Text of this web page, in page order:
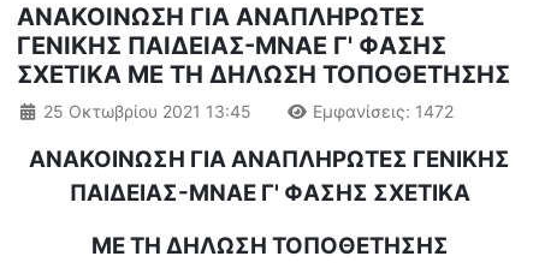
ΑΝΑΚΟΙΝΩΣΗ ΓΙΑ ΑΝΑΠΛΗΡΩΤΕΣ
ΓΕΝΙΚΗΣ ΠΑΙΔΕΙΑΣ-ΜΝΑΕ Γ' ΦΑΣΗΣ
ΣΧΕΤΙΚΑ ΜΕ ΤΗ ΔΗΛΩΣΗ ΤΟΠΟΘΕΤΗΣΗΣ
Λεπτομέρειες
25 Οκτωβρίου 2021 13:45 Εμφανίσεις: 1472
ΑΝΑΚΟΙΝΩΣΗ ΓΙΑ ΑΝΑΠΛΗΡΩΤΕΣ ΓΕΝΙΚΗΣ
ΠΑΙΔΕΙΑΣ-ΜΝΑΕ Γ' ΦΑΣΗΣ ΣΧΕΤΙΚΑ
ΜΕ ΤΗ ΔΗΛΩΣΗ ΤΟΠΟΘΕΤΗΣΗΣ